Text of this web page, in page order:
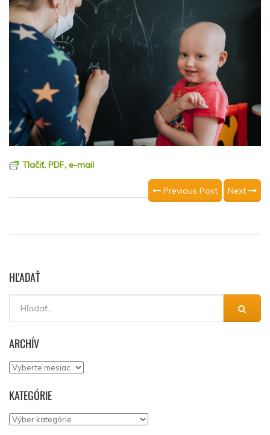
Tlačiť, PDF, e-mail
Previous Post Next
HĽADAŤ
ARCHÍV
Archív
KATEGÓRIE
Kategórie